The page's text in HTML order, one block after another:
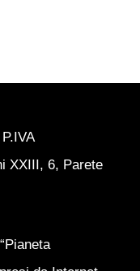
XXIII, 6, Parete